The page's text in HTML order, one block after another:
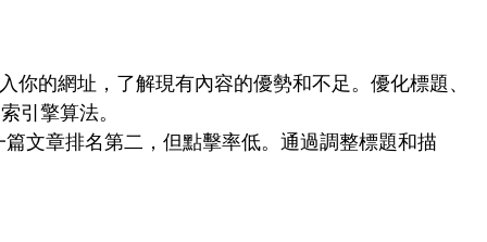
你的網址，了解現有內容的優勢和不足。優化標題、
引擎算法。
文章排名第二，但點擊率低。通過調整標題和描